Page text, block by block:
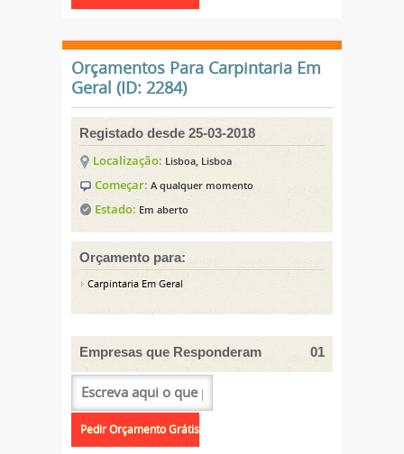
Orçamentos Para Carpintaria Em
Geral (ID: 2284)
Registado desde 25-03-2018
Localização: Lisboa, Lisboa
Começar: A qualquer momento
Estado: Em aberto
Orçamento para:
Carpintaria Em Geral
Empresas que Responderam 01